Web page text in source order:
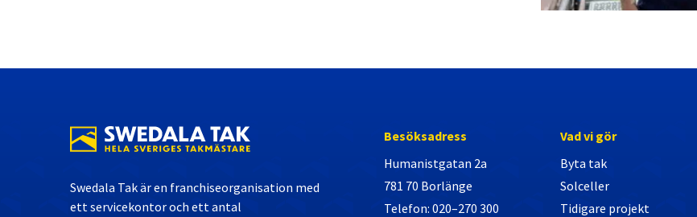
Swedala Tak är en franchiseorganisation med
ett servicekontor och ett antal
Besöksadress
Humanistgatan 2a
781 70 Borlänge
Telefon: 020–270 300
Vad vi gör
Byta tak
Solceller
Tidigare projekt